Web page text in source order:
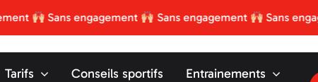
engagement Sans engagement Sans engagement
Tarifs Conseils sportifs
Entrainements